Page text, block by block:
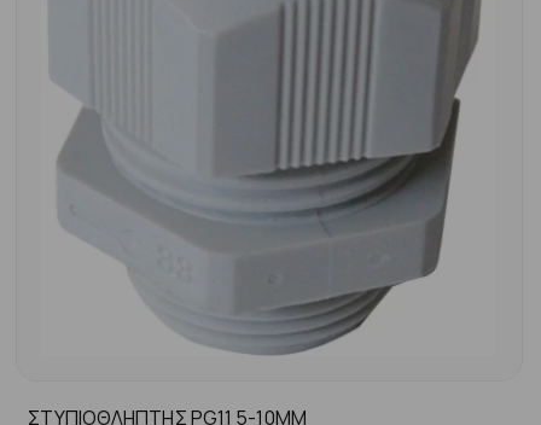
ΣΤΥΠΙΟΘΛΗΠΤΗΣ PG11 5-10MM